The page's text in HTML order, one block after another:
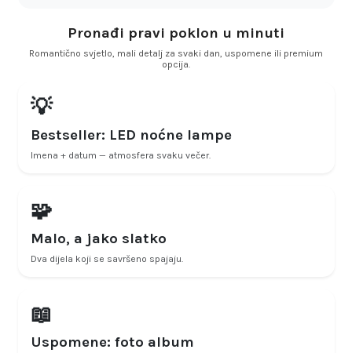
Pronađi pravi poklon u minuti
Romantično svjetlo, mali detalj za svaki dan, uspomene ili premium
opcija.
💡
Bestseller: LED noćne lampe
Imena + datum — atmosfera svaku večer.
🧩
Malo, a jako slatko
Dva dijela koji se savršeno spajaju.
📖
Uspomene: foto album